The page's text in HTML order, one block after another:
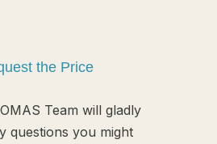
the Price
Team will gladly
questions you might